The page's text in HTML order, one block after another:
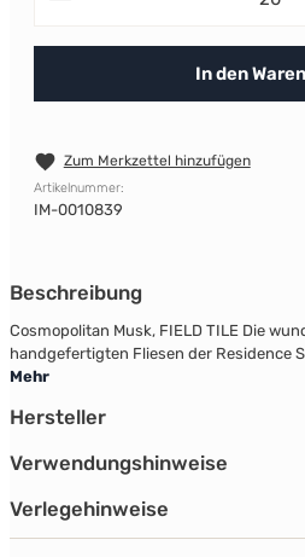
In den
Zum Merkzettel hinzufügen
Artikelnummer:
IM-0010839
Beschreibung
Cosmopolitan Musk, FIELD TILE Die
handgefertigten Fliesen der Residence
Mehr
Hersteller
Verwendungshinweise
Verlegehinweise